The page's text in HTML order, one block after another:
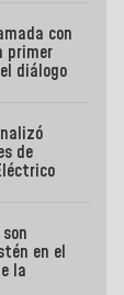
con
primer
diálogo
de
en el
la